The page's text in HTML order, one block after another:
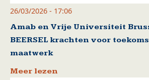
26/03/2026 - 17:06
Amab en Vrije Universiteit
BEERSEL krachten voor
maatwerk
Meer lezen